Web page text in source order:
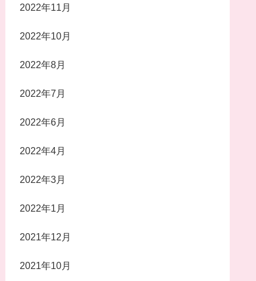
2022年11月
2022年10月
2022年8月
2022年7月
2022年6月
2022年4月
2022年3月
2022年1月
2021年12月
2021年10月